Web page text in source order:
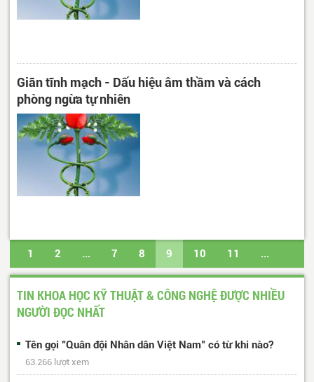
Giãn tĩnh mạch - Dấu hiệu âm thầm và cách
phòng ngừa tự nhiên
1 2 ... 7 8 9 10 11 ...
453 454 Trang cuối
TIN KHOA HỌC KỸ THUẬT & CÔNG NGHỆ ĐƯỢC NHIỀU
NGƯỜI ĐỌC NHẤT
Tên gọi "Quân đội Nhân dân Việt Nam" có từ khi nào?
63.266 lượt xem